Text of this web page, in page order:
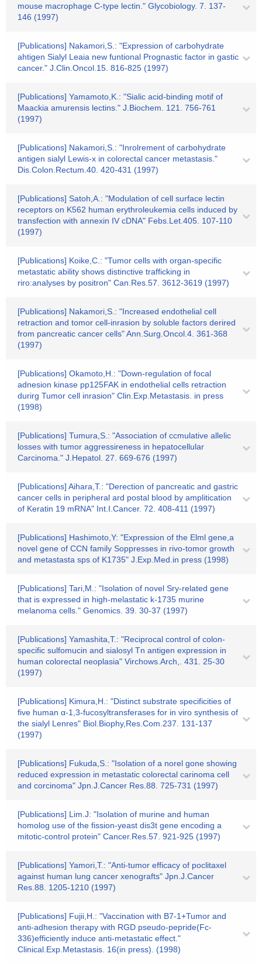
mouse macrophage C-type lectin." Glycobiology. 7. 137-
146 (1997)
[Publications] Nakamori,S.: "Expression of carbohydrate
ahtigen Sialyl Leaia new funtional Prognastic factor in gastic
cancer." J.Clin.Oncol.15. 816-825 (1997)
[Publications] Yamamoto,K.: "Sialic acid-binding motif of
Maackia amurensis lectins." J.Biochem. 121. 756-761
(1997)
[Publications] Nakamori,S.: "Inrolrement of carbohydrate
antigen sialyl Lewis-x in colorectal cancer metastasis."
Dis.Colon.Rectum.40. 420-431 (1997)
[Publications] Satoh,A.: "Modulation of cell surface lectin
receptors on K562 human erythroleukemia cells induced by
transfection with annexin IV cDNA" Febs.Let.405. 107-110
(1997)
[Publications] Koike,C.: "Tumor cells with organ-specific
metastatic ability shows distinctive trafficking in
riro:analyses by positron" Can.Res.57. 3612-3619 (1997)
[Publications] Nakamori,S.: "Increased endothelial cell
retraction and tomor cell-inrasion by soluble factors derired
from pancreatic cancer cells" Ann.Surg.Oncol.4. 361-368
(1997)
[Publications] Okamoto,H.: "Down-regulation of focal
adnesion kinase pp125FAK in endothelial cells retraction
durirg Tumor cell inrasion" Clin.Exp.Metastasis. in press
(1998)
[Publications] Tumura,S.: "Association of ccmulative allelic
losses with tumor aggressireness in hepatocellular
Carcinoma." J.Hepatol. 27. 669-676 (1997)
[Publications] Aihara,T.: "Derection of pancreatic and gastric
cancer cells in peripheral ard postal blood by amplitication
of Keratin 19 mRNA" Int.I.Cancer. 72. 408-411 (1997)
[Publications] Hashimoto,Y: "Expression of the Elml gene,a
novel gene of CCN family Soppresses in rivo-tomor growth
and metastasta sps of K1735" J.Exp.Med.in press (1998)
[Publications] Tari,M.: "Isolation of novel Sry-related gene
that is expressed in high-melastatic k-1735 murine
melanoma cells." Genomics. 39. 30-37 (1997)
[Publications] Yamashita,T.: "Reciprocal control of colon-
specific sulfomucin and sialosyl Tn antigen expression in
human colorectal neoplasia" Virchows.Arch,. 431. 25-30
(1997)
[Publications] Kimura,H.: "Distinct substrate specificities of
five human α-1,3-fucosyltransferases for in viro synthesis of
the sialyl Lenres" Biol.Biophy,Res.Com.237. 131-137
(1997)
[Publications] Fukuda,S.: "Isolation of a norel gone showing
reduced expression in metastatic colorectal carinoma cell
and corcinoma" Jpn.J.Cancer Res.88. 725-731 (1997)
[Publications] Lim.J: "Isolation of murine and human
homolog use of the fission-yeast dis3t gene encoding a
mitotic-control protein" Cancer.Res.57. 921-925 (1997)
[Publications] Yamori,T.: "Anti-tumor efficacy of poclitaxel
against human lung cancer xenografts" Jpn.J.Cancer
Res.88. 1205-1210 (1997)
[Publications] Fujii,H.: "Vaccination with B7-1+Tumor and
anti-adhesion therapy with RGD pseudo-pepride(Fc-
336)efficiently induce anti-metastatic effect."
Clinical.Exp.Metastasis. 16(in press). (1998)